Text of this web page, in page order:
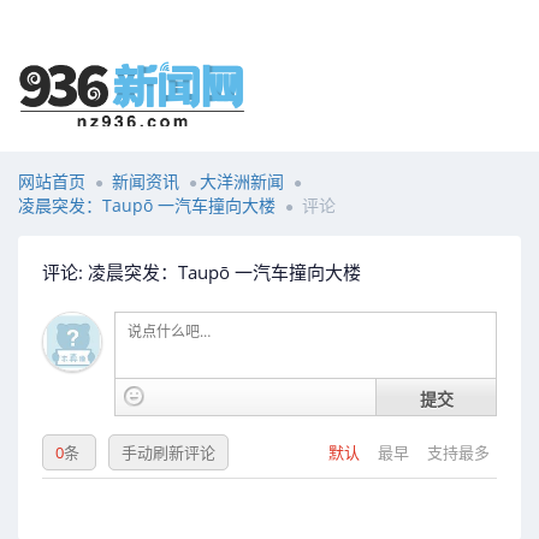
网站首页 新闻资讯
大洋洲新闻
凌晨突发：Taupō 一汽车撞向大楼
评论
评论: 凌晨突发：Taupō 一汽车撞向大楼
提交
默认 最早 支持最多
0条 手动刷新评论